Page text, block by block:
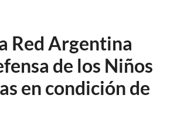
Red Argentina
de los Niños
en condición de